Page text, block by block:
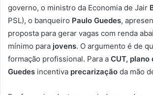
governo, o ministro da Economia de Jair
PSL), o banqueiro Paulo Guedes,
proposta para gerar vagas com renda
mínimo para jovens. O argumento é de
formação profissional. Para a CUT, plano
Guedes incentiva precarização da mão